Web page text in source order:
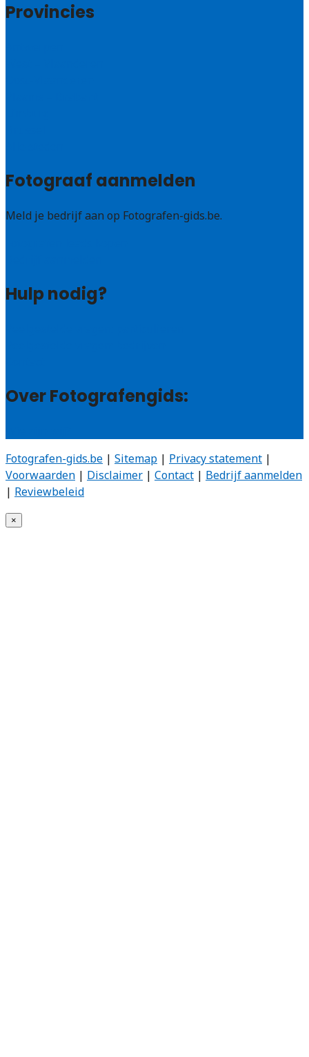
Provincies
Fotograaf aanmelden
Meld je bedrijf aan op Fotografen-gids.be.
Hulp nodig?
Over Fotografengids:
Fotografen-gids.be | Sitemap | Privacy statement |
Voorwaarden | Disclaimer | Contact | Bedrijf aanmelden
| Reviewbeleid
×